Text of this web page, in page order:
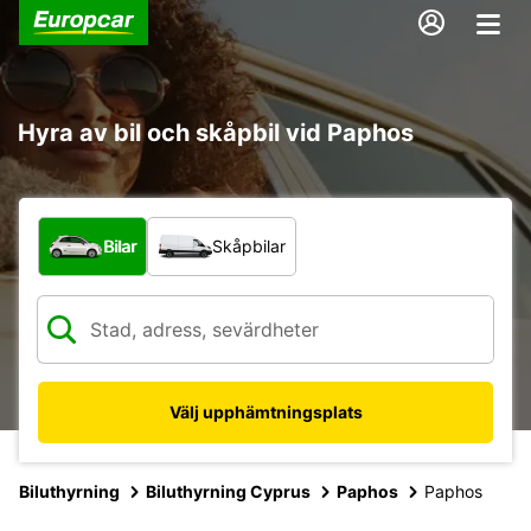
Hyra av bil och skåpbil vid Paphos
Vilken typ av fordon?
Bilar Skåpbilar
Välj upphämtningsplats
Biluthyrning Biluthyrning Cyprus Paphos Paphos